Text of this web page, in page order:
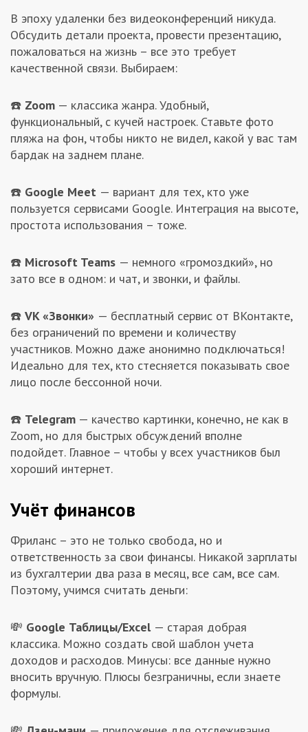
В эпоху удаленки без видеоконференций никуда.
Обсудить детали проекта, провести презентацию,
пожаловаться на жизнь – все это требует
качественной связи. Выбираем:
☎️ Zoom — классика жанра. Удобный,
функциональный, с кучей настроек. Ставьте фото
пляжа на фон, чтобы никто не видел, какой у вас там
бардак на заднем плане.
☎️ Google Meet — вариант для тех, кто уже
пользуется сервисами Google. Интеграция на высоте,
простота использования – тоже.
☎️ Microsoft Teams — немного «громоздкий», но
зато все в одном: и чат, и звонки, и файлы.
☎️ VK «Звонки» — бесплатный сервис от ВКонтакте,
без ограничений по времени и количеству
участников. Можно даже анонимно подключаться!
Идеально для тех, кто стесняется показывать свое
лицо после бессонной ночи.
☎️ Telegram — качество картинки, конечно, не как в
Zoom, но для быстрых обсуждений вполне
подойдет. Главное – чтобы у всех участников был
хороший интернет.
Учёт финансов
Фриланс – это не только свобода, но и
ответственность за свои финансы. Никакой зарплаты
из бухгалтерии два раза в месяц, все сам, все сам.
Поэтому, учимся считать деньги:
💸 Google Таблицы/Excel — старая добрая
классика. Можно создать свой шаблон учета
доходов и расходов. Минусы: все данные нужно
вносить вручную. Плюсы безграничны, если знаете
формулы.